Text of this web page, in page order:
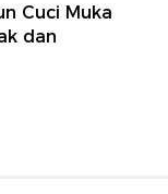
Cuci Muka
dan